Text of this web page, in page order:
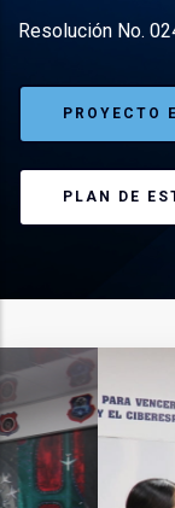
Resolución No.
PROYECTO
PLAN DE